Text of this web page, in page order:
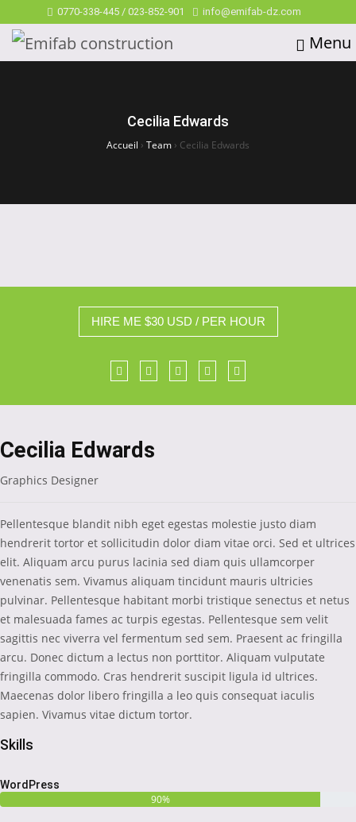
0770-338-445 / 023-852-901 info@emifab-dz.com
Menu
Cecilia Edwards
Accueil › Team › Cecilia Edwards
HIRE ME $30 USD / PER HOUR
FacebookTwitter YouTubeLinkedIn
Cecilia Edwards
Graphics Designer
Pellentesque blandit nibh eget egestas molestie justo diam
hendrerit tortor et sollicitudin dolor diam vitae orci. Sed et ultrices
elit. Aliquam arcu purus lacinia sed diam quis ullamcorper
venenatis sem. Vivamus aliquam tincidunt mauris ultricies
pulvinar. Pellentesque habitant morbi tristique senectus et netus
et malesuada fames ac turpis egestas. Pellentesque sem velit
sagittis nec viverra vel fermentum sed sem. Praesent ac fringilla
arcu. Donec dictum a lectus non porttitor. Aliquam vulputate
fringilla commodo. Cras hendrerit suscipit ligula id ultrices.
Maecenas dolor libero fringilla a leo quis consequat iaculis
sapien. Vivamus vitae dictum tortor.
Skills
WordPress
90%